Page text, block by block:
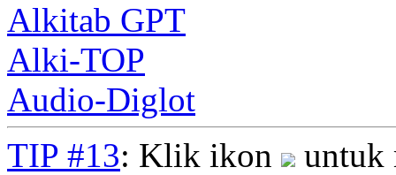
Alkitab GPT
Alki-TOP
Audio-Diglot
TIP #13: Klik ikon
untuk